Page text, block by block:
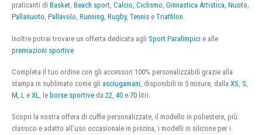
praticanti di Basket, Beach sport, Calcio, Ciclismo, Ginnastica Artistica, Nuoto,
Pallanuoto, Pallavolo, Running, Rugby, Tennis e Triathlon.
Inoltre potrai trovare un offerta dedicata agli Sport Paralimpici e alle
premiazioni sportive
Completa il tuo ordine con gli accessori 100% personalizzabili grazie alla
stampa in sublimato come gli asciugamani , disponibili in 5 misure, dalla XS S
M L e XL , le borse sportive da 22 40 e 70 litri.
Scopri la nostra offera di cuffie personalizzate, il modello in poliestere, più
classico e adatto all’uso occasionale in piscina, i modelli in silicone per i